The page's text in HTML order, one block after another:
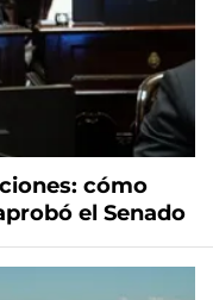
cómo
el Senado